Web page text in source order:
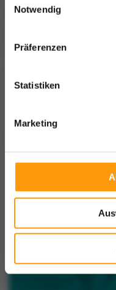
Notwendig
Präferenzen
Statistiken
Marketing